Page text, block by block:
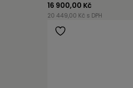
16 900,00 Kč
20 449,00 Kč s DPH